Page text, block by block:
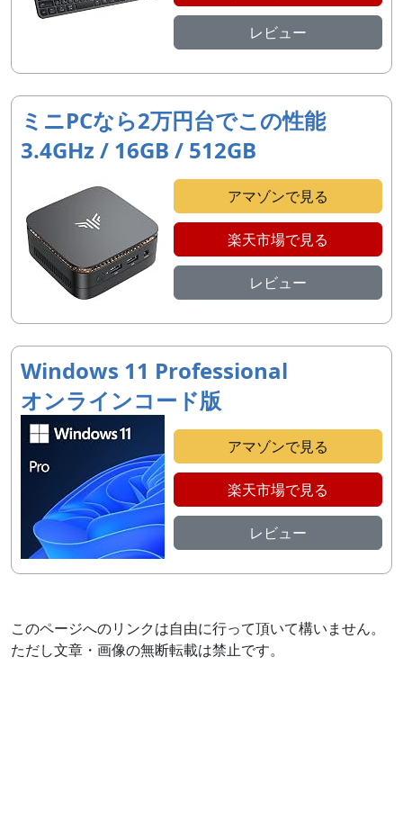
レビュー
ミニPCなら2万円台でこの性能
3.4GHz / 16GB / 512GB
アマゾンで見る
楽天市場で見る
レビュー
Windows 11 Professional
オンラインコード版
アマゾンで見る
楽天市場で見る
レビュー
このページへのリンクは自由に行って頂いて構いません。
ただし文章・画像の無断転載は禁止です。